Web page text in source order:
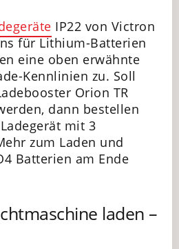
IP22 von Victron
für Lithium-Batterien
eine oben erwähnte
Kennlinien zu. Soll
Orion TR
dann bestellen
mit 3
zum Laden und
Batterien am Ende
laden –